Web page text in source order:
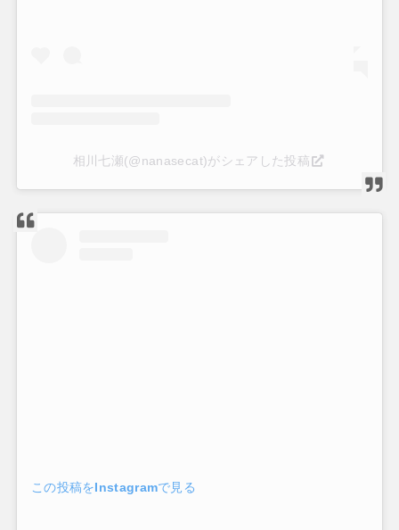
相川七瀬(@nanasecat)がシェアした投稿
この投稿をInstagramで見る